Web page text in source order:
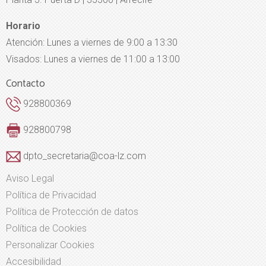
Horario
Atención: Lunes a viernes de 9:00 a 13:30
Visados: Lunes a viernes de 11:00 a 13:00
Contacto
928800369
928800798
dpto_secretaria@coa-lz.com
Aviso Legal
Política de Privacidad
Política de Protección de datos
Política de Cookies
Personalizar Cookies
Accesibilidad